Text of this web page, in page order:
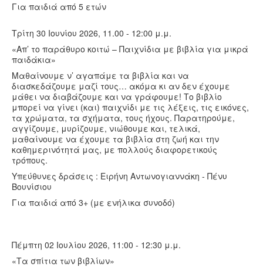
Για παιδιά από 5 ετών
Τρίτη 30 Ιουνίου 2026, 11.00 - 12:00 μ.μ.
«Απ’ το παράθυρο κοιτώ – Παιχνίδια με βιβλία για μικρά
παιδάκια»
Μαθαίνουμε ν’ αγαπάμε τα βιβλία και να
διασκεδάζουμε μαζί τους… ακόμα κι αν δεν έχουμε
μάθει να διαβάζουμε και να γράφουμε! Το βιβλίο
μπορεί να γίνει (και) παιχνίδι με τις λέξεις, τις εικόνες,
τα χρώματα, τα σχήματα, τους ήχους. Παρατηρούμε,
αγγίζουμε, μυρίζουμε, νιώθουμε και, τελικά,
μαθαίνουμε να έχουμε τα βιβλία στη ζωή και την
καθημερινότητά μας, με πολλούς διαφορετικούς
τρόπους.
Υπεύθυνες δράσεις : Ειρήνη Αντωνογιαννάκη - Πένυ
Βουνίσιου
Για παιδιά από 3+ (με ενήλικα συνοδό)
Πέμπτη 02 Ιουλίου 2026, 11:00 - 12:30 μ.μ.
«Τα σπίτια των βιβλίων»